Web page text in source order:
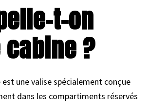
t-on
?
est une valise spécialement conçue
dans les compartiments réservés